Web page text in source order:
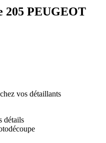
205 PEUGEOT
vos détaillants
détails